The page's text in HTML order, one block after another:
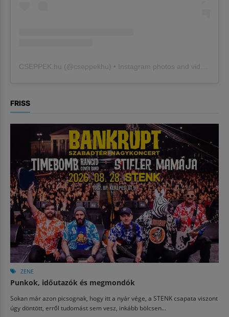
CSEPPEK.hu (@cseppekhu ) • Instagram photos and videos
FRISS
ZENE
Punkok, időutazók és megmondók
Sokan már azon picsognak, hogy itt a nyár vége, a STENK csapata viszont
úgy döntött, erről tudomást sem vesz, inkább bölcsen...